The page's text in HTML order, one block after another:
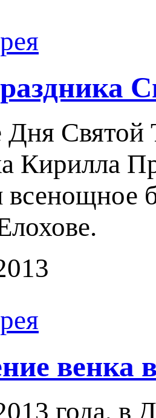
Дня Святой
Кирилла
всенощное
венка
года, в